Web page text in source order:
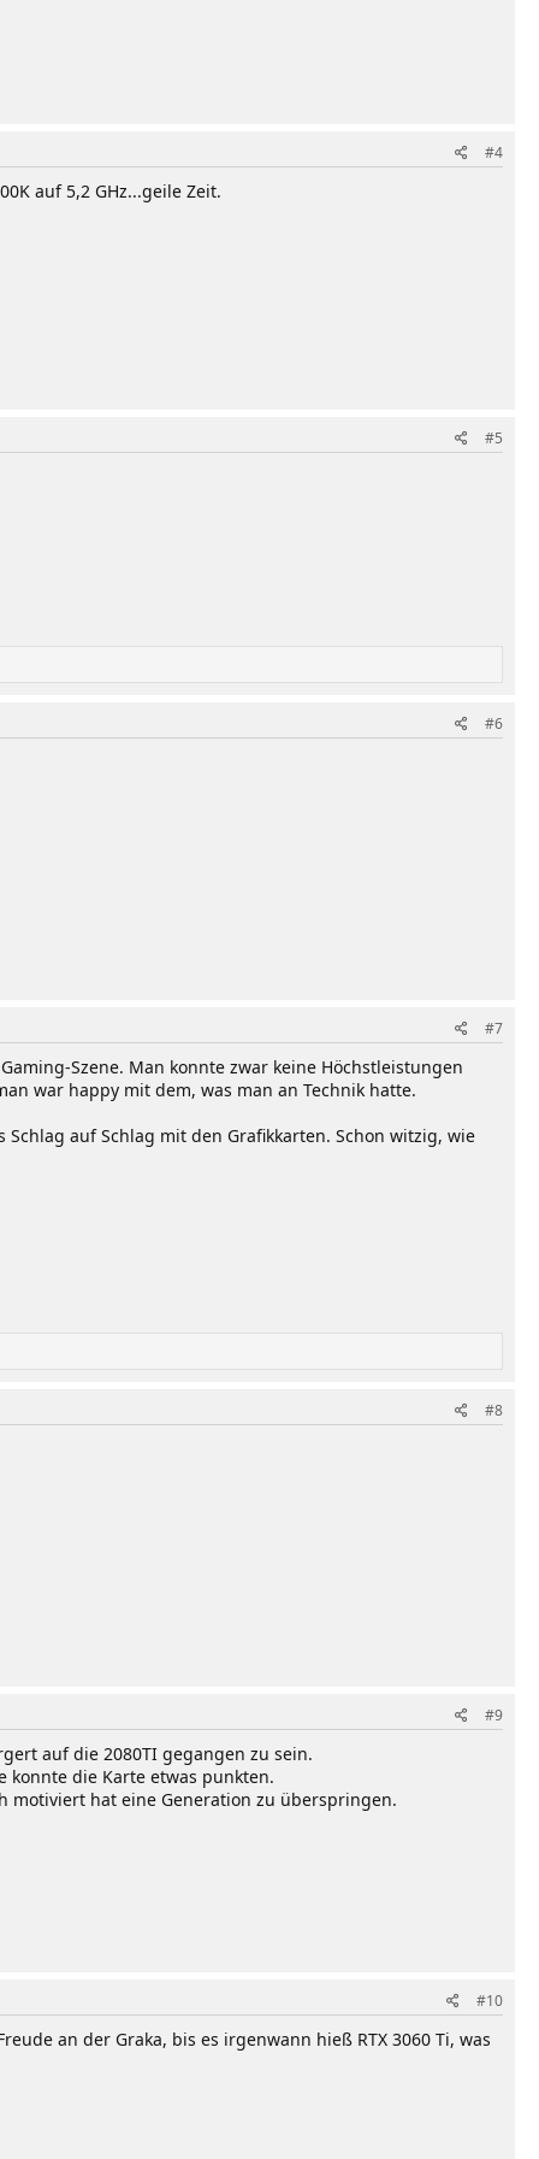
#4
auf 5,2 GHz...geile Zeit.
#5
#6
#7
Szene. Man konnte zwar keine Höchstleistungen
war happy mit dem, was man an Technik hatte.
Schlag auf Schlag mit den Grafikkarten. Schon witzig, wie
#8
#9
auf die 2080TI gegangen zu sein.
konnte die Karte etwas punkten.
motiviert hat eine Generation zu überspringen.
#10
an der Graka, bis es irgenwann hieß RTX 3060 Ti, was